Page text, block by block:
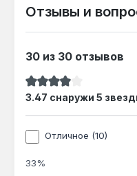
95% может
Отзывы и
30 из 30 отзывов
Средний рейтинг 3.47
3.47 снаружи 5
Отличное (10)
33%